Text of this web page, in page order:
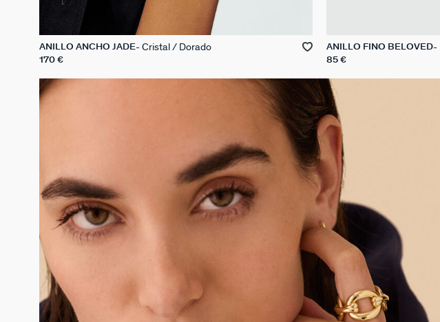
ANILLO ANCHO JADE Cristal / Dorado
170 €
ANILLO FINO BELOVED
85 €